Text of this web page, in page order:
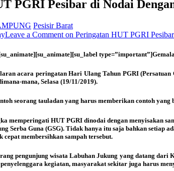
PGRI Pesibar di Nodai
Pesisir Barat
Leave a Comment on Peringatan HUT PGRI
acara peringatanHari Ulang Tahun PGRI
mana, Selasa (19/11/2019).
seorang tauladan yang harus memberikan contoh
memperingati HUT PGRI dinodai dengan menyisakan
Serba Guna (GSG). Tidak hanya itu saja bahkan setiap
cepat membersihkan sampah tersebut.
pengunjung wisata Labuhan Jukung yang datang
kegiatan, masyarakat sekitar juga harus